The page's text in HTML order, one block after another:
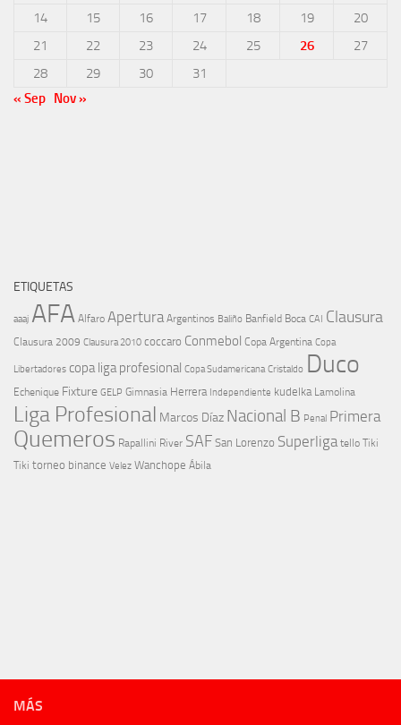
14
15 16 17 18 19
20
21
22 23 24 25 26
27
28
29 30
31
« Sep Nov »
ETIQUETAS
aaaj AFA Alfaro Apertura Argentinos Baliño Banfield Boca CAI Clausura
Clausura 2009 Clausura 2010 coccaro Conmebol Copa Argentina Copa
Libertadores copa liga profesional Copa Sudamericana Cristaldo Duco
Echenique Fixture GELP Gimnasia Herrera Independiente kudelka Lamolina
Liga Profesional Marcos Díaz Nacional B Penal Primera
Quemeros Rapallini River SAF San Lorenzo Superliga tello Tiki
Tiki torneo binance Velez Wanchope Ábila
MÁS